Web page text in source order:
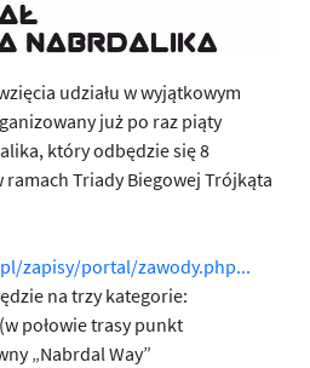
udziału w wyjątkowym
już po raz piąty
który odbędzie się 8
Triady Biegowej Trójkąta
zapisy/portal/zawody.php...
na trzy kategorie:
połowie trasy punkt
„Nabrdal Way”